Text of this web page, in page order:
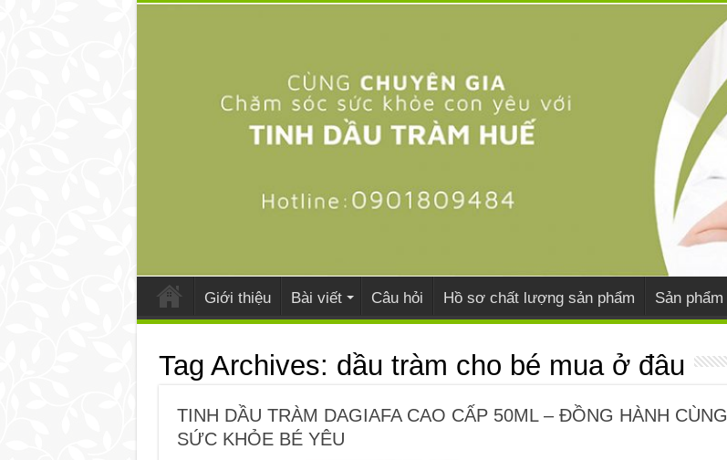
Giới thiệu Bài viết Câu hỏi Hồ sơ chất lượng sản phẩm Sản phẩm
Tag Archives: dầu tràm cho bé mua ở đâu
TINH DẦU TRÀM DAGIAFA CAO CẤP 50ML – ĐỒNG HÀNH CÙNG
SỨC KHỎE BÉ YÊU